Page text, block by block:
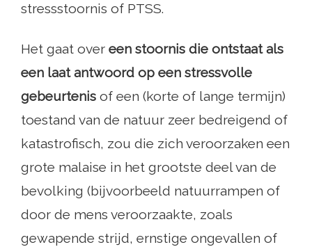
stressstoornis of PTSS.
Het gaat over een stoornis die ontstaat als
een laat antwoord op een stressvolle
gebeurtenis of een (korte of lange termijn)
toestand van de natuur zeer bedreigend of
katastrofisch, zou die zich veroorzaken een
grote malaise in het grootste deel van de
bevolking (bijvoorbeeld natuurrampen of
door de mens veroorzaakte, zoals
gewapende strijd, ernstige ongevallen of